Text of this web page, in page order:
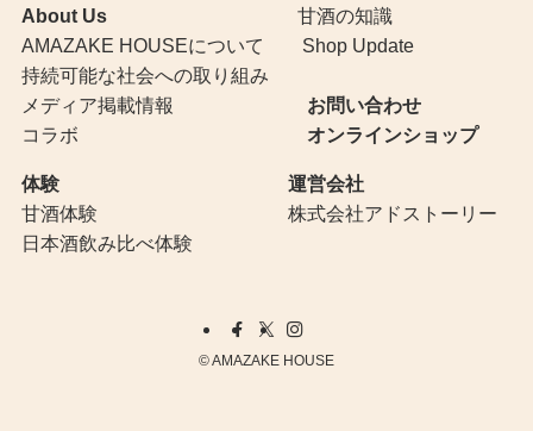
About Us
甘酒の知識
AMAZAKE HOUSEについて
Shop Update
持続可能な社会への取り組み
メディア掲載情報
お問い合わせ
コラボ
オンラインショップ
体験
運営会社
甘酒体験
株式会社アドストーリー
日本酒飲み比べ体験
©AMAZAKE HOUSE